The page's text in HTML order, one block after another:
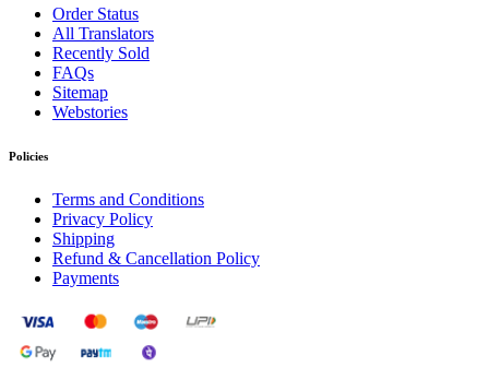
Order Status
All Translators
Recently Sold
FAQs
Sitemap
Webstories
Policies
Terms and Conditions
Privacy Policy
Shipping
Refund & Cancellation Policy
Payments